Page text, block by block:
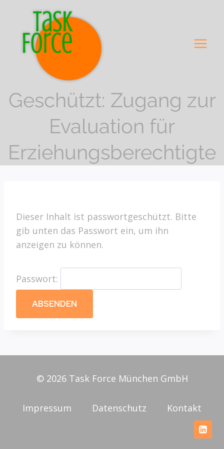
springen
Geschützt: Zugang zur
Evaluation für
Erziehungsberechtigte
Dieser Inhalt ist passwortgeschützt. Bitte
gib unten das Passwort ein, um ihn
anzeigen zu können.
Passwort:
© 2026 Task Force München GmbH
Impressum Datenschutz Kontakt